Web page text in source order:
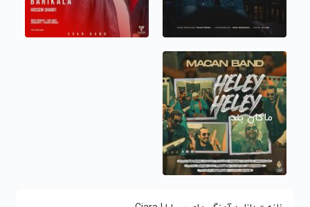
ماکان بند